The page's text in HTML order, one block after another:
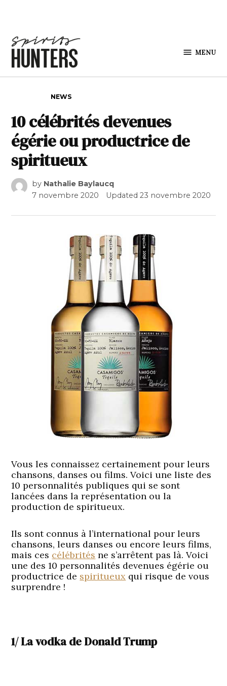
MENU
NEWS
10 célébrités devenues
égérie ou productrice de
spiritueux
by Nathalie Baylaucq
7 novembre 2020
Updated23 novembre 2020
Vous les connaissez certainement pour leurs
chansons, danses ou films. Voici une liste des
10 personnalités publiques qui se sont
lancées dans la représentation ou la
production de spiritueux.
Ils sont connus à l’international pour leurs
chansons, leurs danses ou encore leurs films,
mais ces célébrités ne s’arrêtent pas là. Voici
une des 10 personnalités devenues égérie ou
productrice de spiritueux qui risque de vous
surprendre !
1/ La vodka de Donald Trump